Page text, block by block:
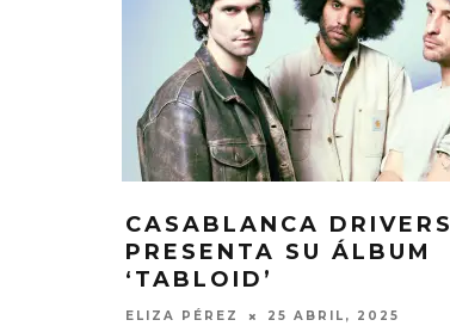
CASABLANCA DRIVERS
PRESENTA SU ÁLBUM
‘TABLOID’
ELIZA PÉREZ 25 ABRIL, 2025